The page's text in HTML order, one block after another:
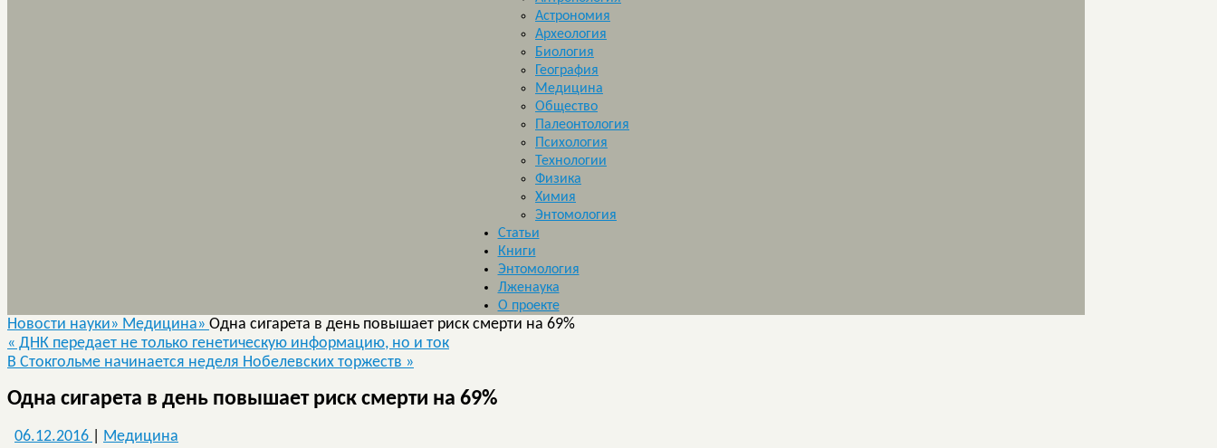
Астрономия
Археология
Биология
География
Медицина
Общество
Палеонтология
Психология
Технологии
Физика
Химия
Энтомология
Статьи
Книги
Энтомология
Лженаука
О проекте
Новости науки» Медицина» Одна сигарета в день повышает риск смерти на 69%
« ДНК передает не только генетическую информацию, но и ток
В Стокгольме начинается неделя Нобелевских торжеств »
Одна сигарета в день повышает риск смерти на 69%
06.12.2016 Медицина